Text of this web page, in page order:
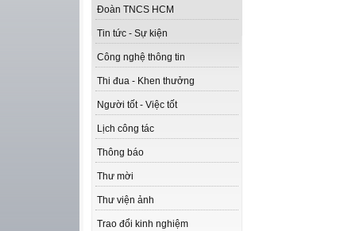
Đoàn TNCS HCM
Tin tức - Sự kiện
Công nghệ thông tin
Thi đua - Khen thưởng
Người tốt - Việc tốt
Lịch công tác
Thông báo
Thư mời
Thư viện ảnh
Trao đổi kinh nghiệm